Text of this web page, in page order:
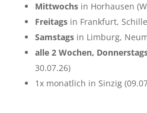
Mittwochsin Horhausen
Freitagsin Frankfurt,
Samstagsin Limburg,
alle 2 Wochen,
30.07.26)
1x monatlich in Sinzig